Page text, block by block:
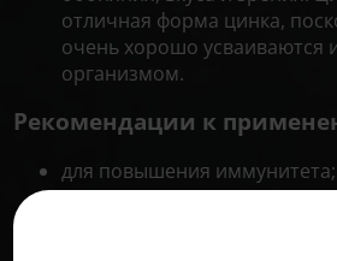
отличная форма цинка,
очень хорошо усваиваются
организмом.
Рекомендации к
для повышения иммунитета;
для защиты от